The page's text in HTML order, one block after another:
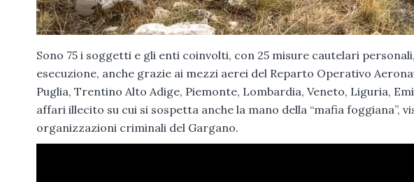
Sono 75 i soggetti e gli enti coinvolti, con 25 misure cautelari
esecuzione, anche grazie ai mezzi aerei del Reparto Operativo
Puglia, Trentino Alto Adige, Piemonte, Lombardia, Veneto, Liguria,
affari illecito su cui si sospetta anche la mano della “mafia foggiana”,
organizzazioni criminali del Gargano.